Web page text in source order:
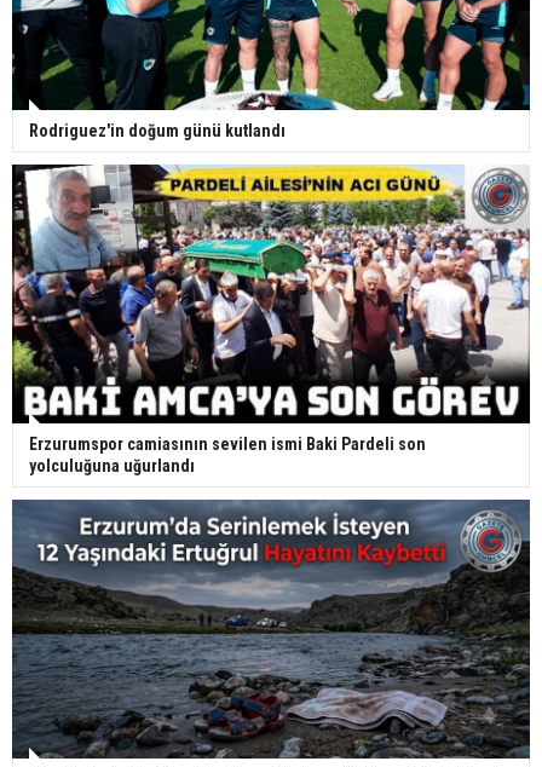
Rodriguez'in doğum günü kutlandı
Erzurumspor camiasının sevilen ismi Baki Pardeli son
yolculuğuna uğurlandı